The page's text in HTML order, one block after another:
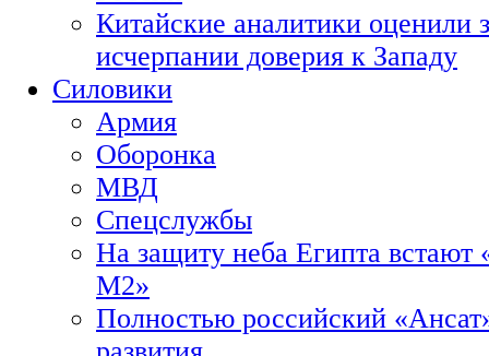
Китайские аналитики оценили
исчерпании доверия к Западу
Силовики
Армия
Оборонка
МВД
Спецслужбы
На защиту неба Египта встают
М2»
Полностью российский